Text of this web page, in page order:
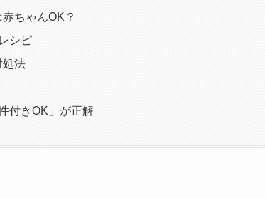
ちゃんOK？
シピ
処法
付きOK」が正解